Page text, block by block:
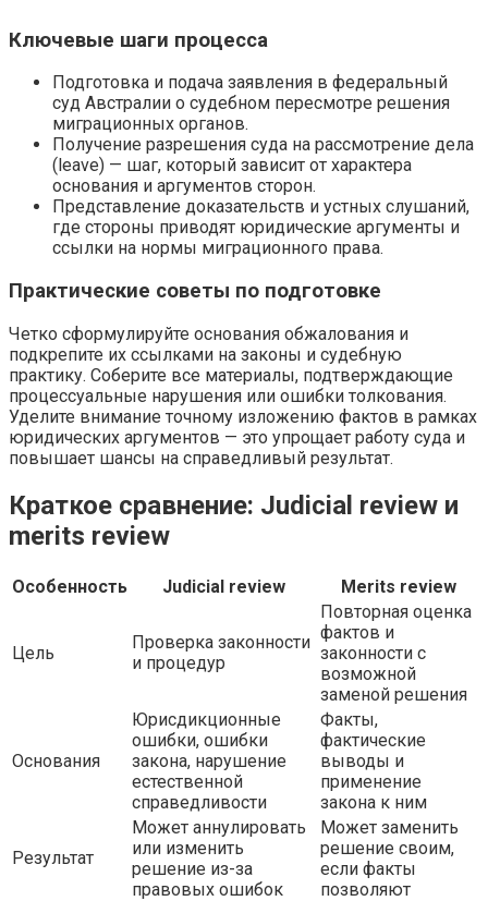
Ключевые шаги процесса
Подготовка и подача заявления в федеральный
суд Австралии о судебном пересмотре решения
миграционных органов.
Получение разрешения суда на рассмотрение дела
(leave) — шаг, который зависит от характера
основания и аргументов сторон.
Представление доказательств и устных слушаний,
где стороны приводят юридические аргументы и
ссылки на нормы миграционного права.
Практические советы по подготовке
Четко сформулируйте основания обжалования и
подкрепите их ссылками на законы и судебную
практику. Соберите все материалы, подтверждающие
процессуальные нарушения или ошибки толкования.
Уделите внимание точному изложению фактов в рамках
юридических аргументов — это упрощает работу суда и
повышает шансы на справедливый результат.
Краткое сравнение: Judicial review и
merits review
Особенность Judicial review Merits review
Цель
Проверка законности
и процедур
Повторная оценка
фактов и
законности с
возможной
заменой решения
Основания
Юрисдикционные
ошибки, ошибки
закона, нарушение
естественной
справедливости
Факты,
фактические
выводы и
применение
закона к ним
Результат
Может аннулировать
или изменить
решение из-за
правовых ошибок
Может заменить
решение своим,
если факты
позволяют